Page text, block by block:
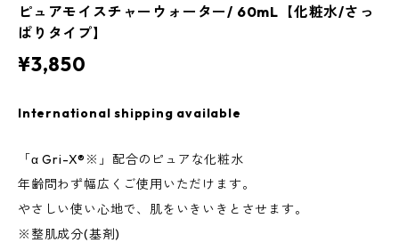
ピュアモイスチャーウォーター/ 60mL【化粧水/さっ
ぱりタイプ】
¥3,850
International shipping available
「α Gri-X®︎※」配合のピュアな化粧水
年齢問わず幅広くご使用いただけます。
やさしい使い心地で、肌をいきいきとさせます。
※整肌成分(基剤)